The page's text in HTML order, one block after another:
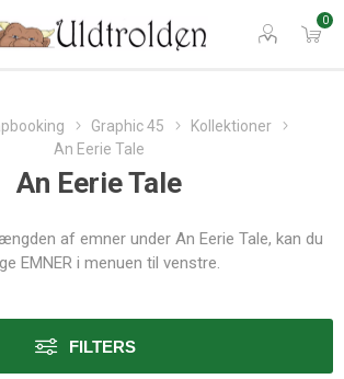
0
Graphic 45
Kollektioner
An Eerie Tale
An Eerie Tale
af emner under An Eerie Tale, kan du
EMNER i menuen til venstre.
FILTERS